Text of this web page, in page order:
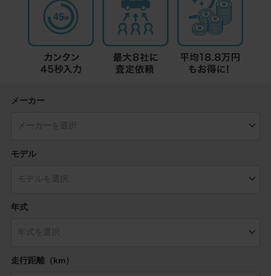
メーカー
モデル
年式
走行距離（km）